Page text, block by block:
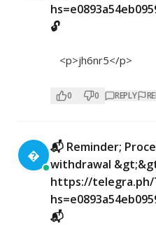
🔓
<p>jh6nr5</p>
0 0 REPLY

📬 Reminder;
withdrawal
https://telegra.ph/
📬